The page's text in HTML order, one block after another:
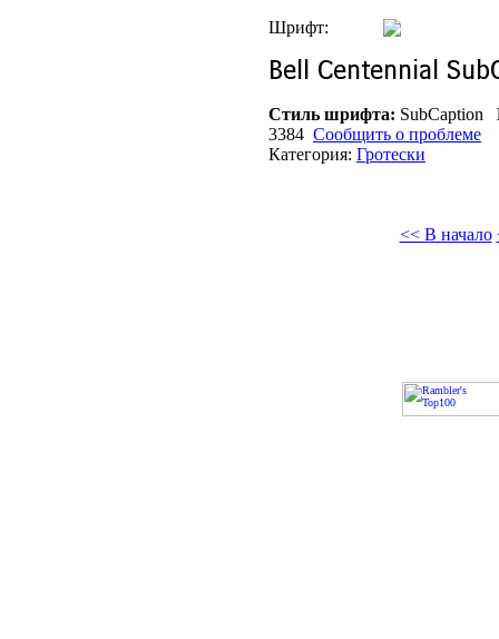
Шрифт:
Стиль шрифта: SubCaption
3384 Сообщить о проблеме
Категория: Гротески
<< В начало